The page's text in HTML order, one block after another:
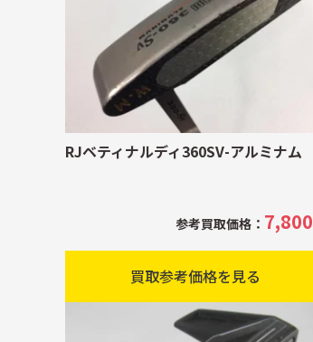
RJベティナルディ360SV-アルミナム
参考買取価格： 7,800
買取参考価格を見る